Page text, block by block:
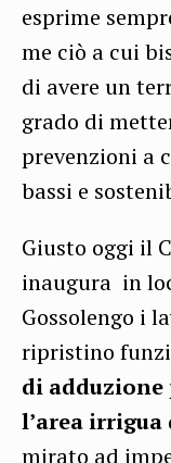
esprime
me ciò a cui
di avere un
grado di
prevenzioni a
bassi e
Giusto oggi il
inaugura in
Gossolengo i
ripristino
di adduzione
l’area irrigua
mirato ad